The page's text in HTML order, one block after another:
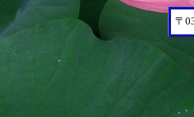
〒